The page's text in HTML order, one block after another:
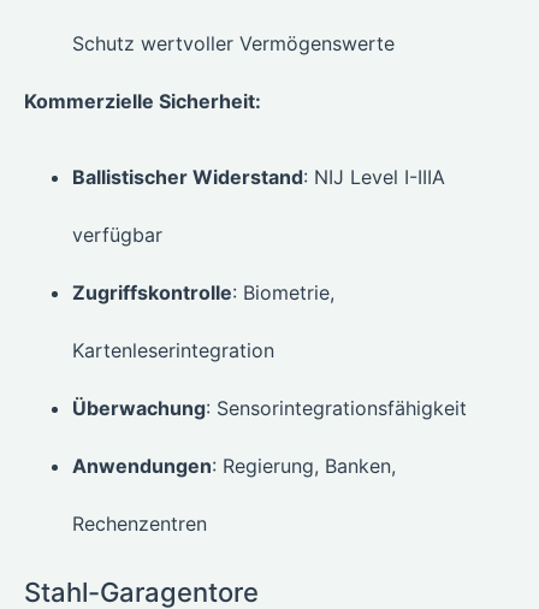
Schutz wertvoller Vermögenswerte
Kommerzielle Sicherheit:
Ballistischer Widerstand: NIJ Level I-IIIA
verfügbar
Zugriffskontrolle: Biometrie,
Kartenleserintegration
Überwachung: Sensorintegrationsfähigkeit
Anwendungen: Regierung, Banken,
Rechenzentren
Stahl-Garagentore